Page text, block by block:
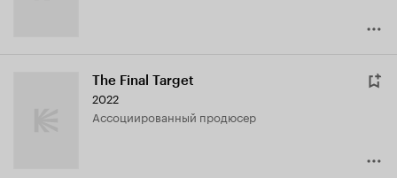
The Final Target
2022
ассоциированный продюсер